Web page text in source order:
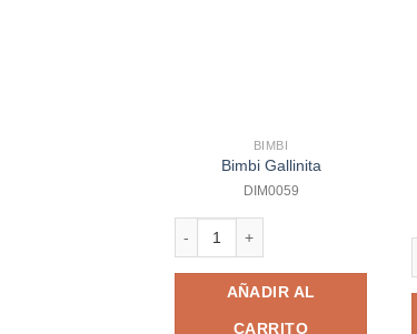
BIMBI
Bimbi Gallinita
DIM0059
AÑADIR AL
CARRITO